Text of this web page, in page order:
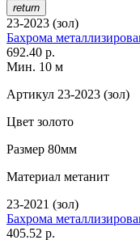
return
23-2023 (зол)
Бахрома
692.40 р.
Мин. 10 м
Артикул 23-2023 (зол)
Цвет золото
Размер 80мм
Материал метанит
23-2021 (зол)
Бахрома
405.52 р.